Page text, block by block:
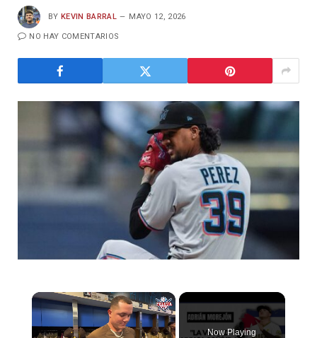
BY KEVIN BARRAL MAYO 12, 2026
NO HAY COMENTARIOS
Now Playing